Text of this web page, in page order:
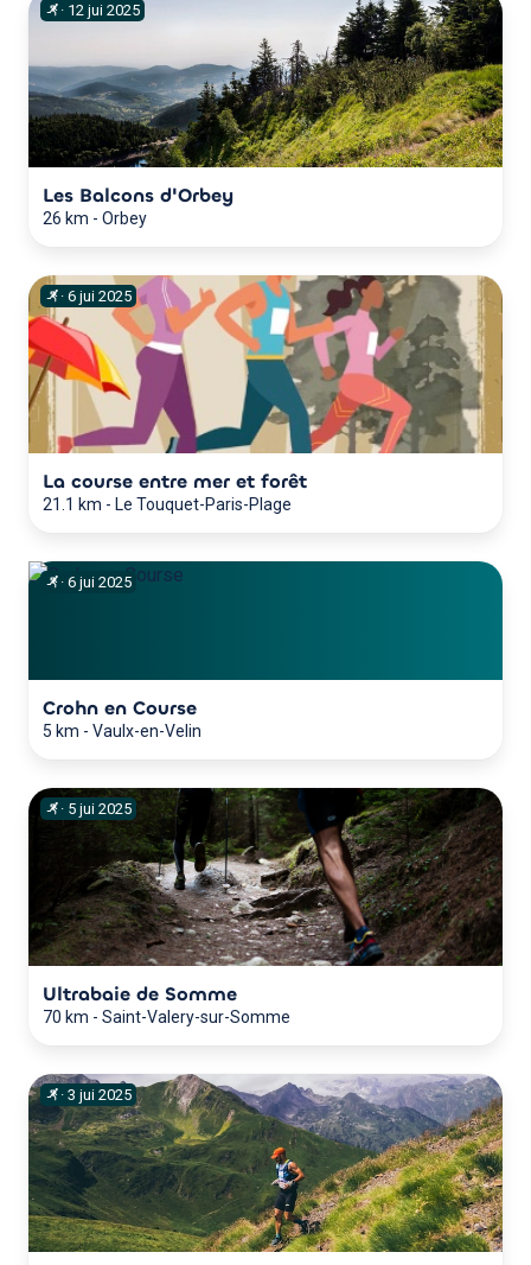
· 12 jui 2025
Les Balcons d'Orbey
26 km - Orbey
· 6 jui 2025
La course entre mer et forêt
21.1 km - Le Touquet-Paris-Plage
· 6 jui 2025
Crohn en Course
5 km - Vaulx-en-Velin
· 5 jui 2025
Ultrabaie de Somme
70 km - Saint-Valery-sur-Somme
· 3 jui 2025